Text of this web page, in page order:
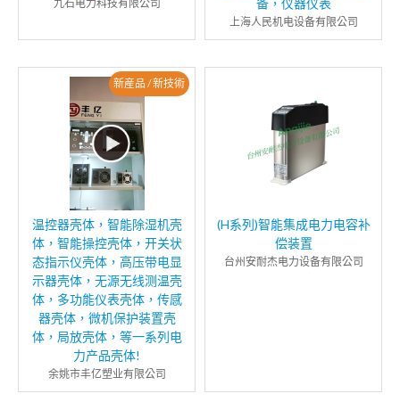
九石电力科技有限公司
备，仪器仪表
上海人民机电设备有限公司
新産品 / 新技術
温控器壳体，智能除湿机壳
体，智能操控壳体，开关状
态指示仪壳体，高压带电显
示器壳体，无源无线测温壳
体，多功能仪表壳体，传感
器壳体，微机保护装置壳
体，局放壳体，等一系列电
力产品壳体!
余姚市丰亿塑业有限公司
(H系列)智能集成电力电容补
偿装置
台州安耐杰电力设备有限公司